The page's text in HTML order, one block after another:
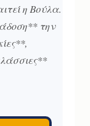
η Βούλα.
την